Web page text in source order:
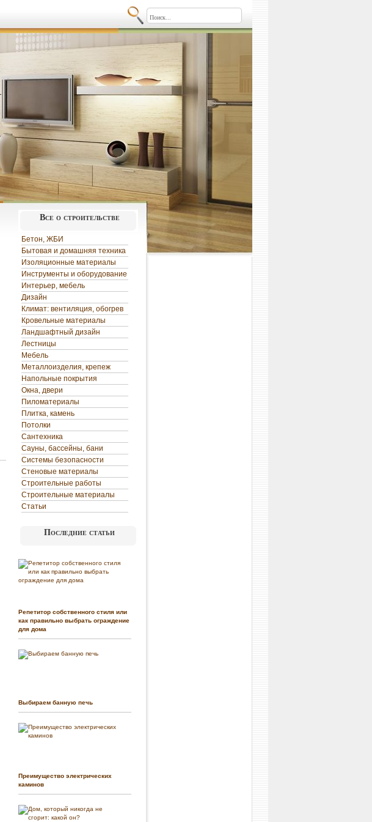
Все о строительстве
Бетон, ЖБИ
Бытовая и домашняя техника
Изоляционные материалы
Инструменты и оборудование
Интерьер, мебель
Дизайн
Климат: вентиляция, обогрев
Кровельные материалы
Ландшафтный дизайн
Лестницы
Мебель
Металлоизделия, крепеж
Напольные покрытия
Окна, двери
Пиломатериалы
Плитка, камень
Потолки
Сантехника
Сауны, бассейны, бани
Системы безопасности
Стеновые материалы
Строительные работы
Строительные материалы
Статьи
Последние статьи
Репетитор собственного стиля или
как правильно выбрать ограждение
для дома
Выбираем банную печь
Преимущество электрических
каминов